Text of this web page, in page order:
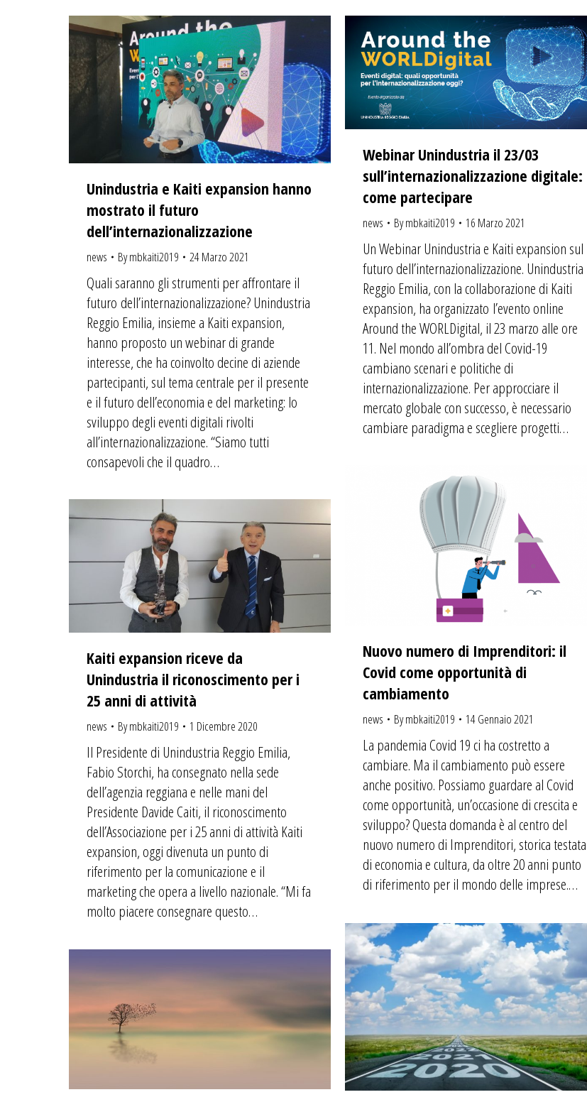
Unindustria e Kaiti expansion hanno
mostrato il futuro
dell’internazionalizzazione
news Bymbkaiti2019 24 Marzo 2021
Quali saranno gli strumenti per affrontare il
futuro dell’internazionalizzazione? Unindustria
Reggio Emilia, insieme a Kaiti expansion,
hanno proposto un webinar di grande
interesse, che ha coinvolto decine di aziende
partecipanti, sul tema centrale per il presente
e il futuro dell’economia e del marketing: lo
sviluppo degli eventi digitali rivolti
all’internazionalizzazione. “Siamo tutti
consapevoli che il quadro…
Webinar Unindustria il 23/03
sull’internazionalizzazione digitale:
come partecipare
news Bymbkaiti2019 16 Marzo 2021
Un Webinar Unindustria e Kaiti expansion sul
futuro dell’internazionalizzazione. Unindustria
Reggio Emilia, con la collaborazione di Kaiti
expansion, ha organizzato l’evento online
Around the WORLDigital, il 23 marzo alle ore
11. Nel mondo all’ombra del Covid-19
cambiano scenari e politiche di
internazionalizzazione. Per approcciare il
mercato globale con successo, è necessario
cambiare paradigma e scegliere progetti…
Nuovo numero di Imprenditori: il
Covid come opportunità di
cambiamento
news Bymbkaiti2019 14 Gennaio 2021
La pandemia Covid 19 ci ha costretto a
cambiare. Ma il cambiamento può essere
anche positivo. Possiamo guardare al Covid
come opportunità, un’occasione di crescita e
sviluppo? Questa domanda è al centro del
nuovo numero di Imprenditori, storica testata
di economia e cultura, da oltre 20 anni punto
di riferimento per il mondo delle imprese.…
Kaiti expansion riceve da
Unindustria il riconoscimento per i
25 anni di attività
news Bymbkaiti2019 1 Dicembre 2020
Il Presidente di Unindustria Reggio Emilia,
Fabio Storchi, ha consegnato nella sede
dell’agenzia reggiana e nelle mani del
Presidente Davide Caiti, il riconoscimento
dell’Associazione per i 25 anni di attività Kaiti
expansion, oggi divenuta un punto di
riferimento per la comunicazione e il
marketing che opera a livello nazionale. “Mi fa
molto piacere consegnare questo…